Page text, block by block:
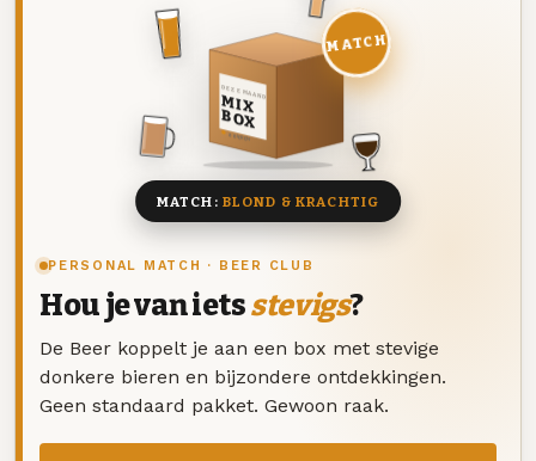
PERSONAL MATCH · BEER CLUB
Hou je van ietsstevigs?
De Beer koppelt je aan een box met stevige
donkere bieren en bijzondere ontdekkingen.
Geen standaard pakket. Gewoon raak.
DEZE MAAND
MIX
BOX
8 BIEREN
MATCH
MATCH: BLOND & KRACHTIG